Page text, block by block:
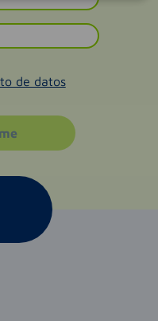
de datos